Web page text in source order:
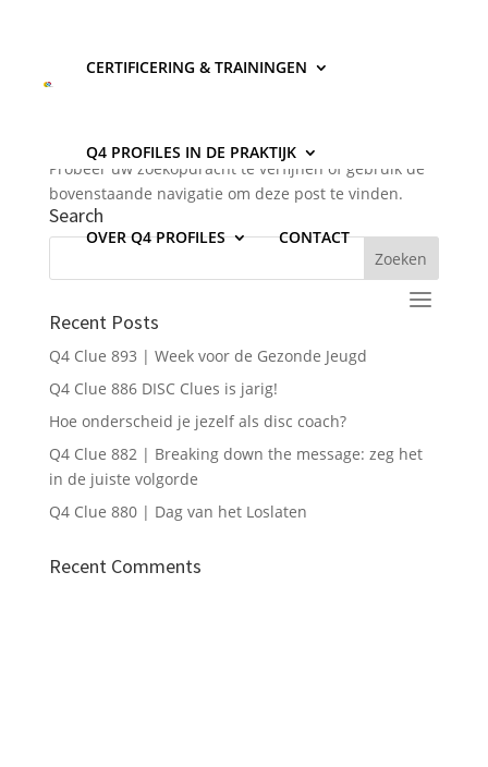
CERTIFICERING & TRAININGEN
Q4 PROFILES IN DE PRAKTIJK
OVER Q4 PROFILES CONTACT
De pagina die u zocht kon niet gevonden worden.
Probeer uw zoekopdracht te verfijnen of gebruik de
bovenstaande navigatie om deze post te vinden.
Search
Recent Posts
Q4 Clue 893 | Week voor de Gezonde Jeugd
Q4 Clue 886 DISC Clues is jarig!
Hoe onderscheid je jezelf als disc coach?
Q4 Clue 882 | Breaking down the message: zeg het
in de juiste volgorde
Q4 Clue 880 | Dag van het Loslaten
Recent Comments